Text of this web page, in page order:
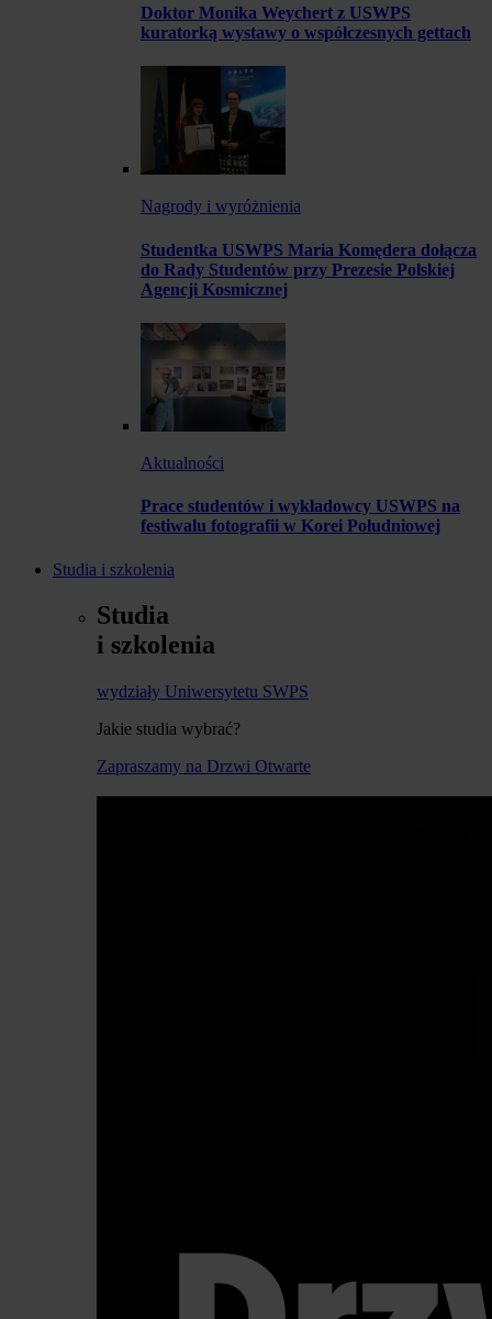
Doktor Monika Weychert z USWPS
kuratorką wystawy o współczesnych gettach
Nagrody i wyróżnienia
Studentka USWPS Maria Komędera dołącza
do Rady Studentów przy Prezesie Polskiej
Agencji Kosmicznej
Aktualności
Prace studentów i wykładowcy USWPS na
festiwalu fotografii w Korei Południowej
Studia i szkolenia
Studia
i szkolenia
wydziały Uniwersytetu SWPS
Jakie studia wybrać?
Zapraszamy na Drzwi Otwarte